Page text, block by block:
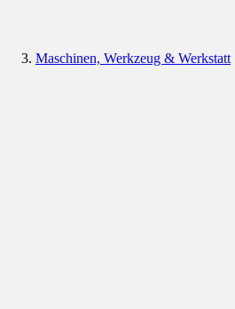
Maschinen, Werkzeug & Werkstatt